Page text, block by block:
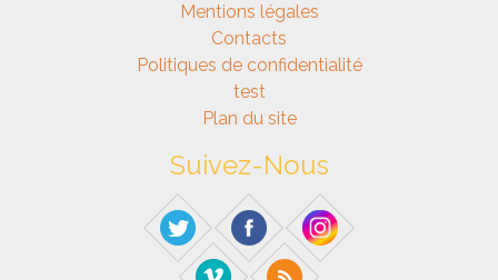
Mentions légales
Contacts
Politiques de confidentialité
test
Plan du site
Suivez-Nous